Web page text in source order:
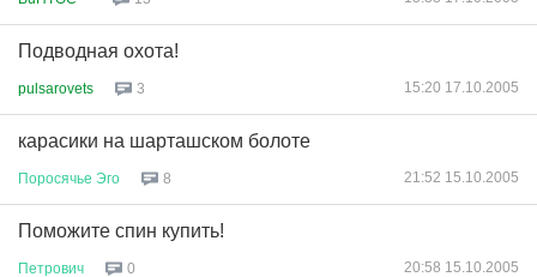
Подводная охота!
pulsarovets 3 15:20 17.10.2005
карасики на шарташском болоте
Поросячье Эго 8 21:52 15.10.2005
Поможите спин купить!
Петрович 0 20:58 15.10.2005